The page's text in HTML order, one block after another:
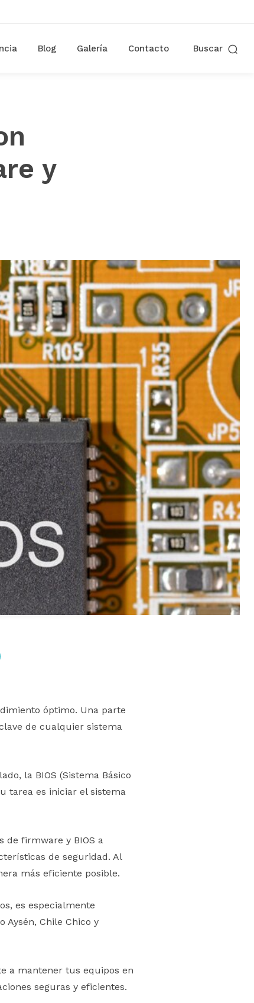
Blog Galería Contacto Buscar
y
óptimo. Una parte
de cualquier sistema
la BIOS (Sistema Básico
tarea es iniciar el sistema
de firmware y BIOS a
de seguridad. Al
más eficiente posible.
es especialmente
Aysén, Chile Chico y
a mantener tus equipos en
seguras y eficientes.